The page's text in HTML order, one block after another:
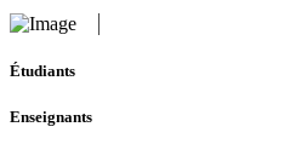
Étudiants
Enseignants